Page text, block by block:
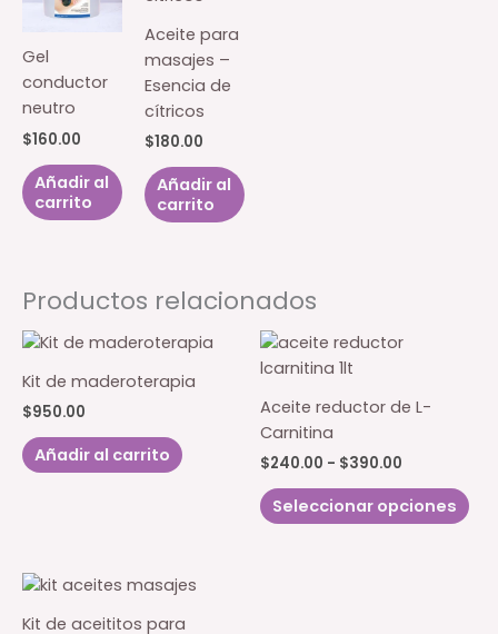
Gel
conductor
neutro
$160.00
Añadir al
carrito
Aceite para
masajes –
Esencia de
cítricos
$180.00
Añadir al
carrito
Productos relacionados
Kit de maderoterapia
$950.00
Añadir al carrito
Aceite reductor de L-
Carnitina
$240.00 - $390.00
precios:
desde
Seleccionar opciones
Kit de aceititos para